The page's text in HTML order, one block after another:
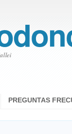
PREGUNTAS